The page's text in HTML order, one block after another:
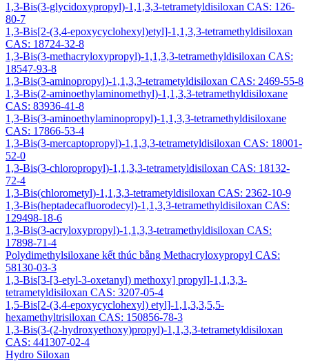
1,3-Bis(3-glycidoxypropyl)-1,1,3,3-tetrametyldisiloxan CAS: 126-
80-7
1,3-Bis[2-(3,4-epoxycyclohexyl)etyl]-1,1,3,3-tetramethyldisiloxan
CAS: 18724-32-8
1,3-Bis(3-methacryloxypropyl)-1,1,3,3-tetramethyldisiloxan CAS:
18547-93-8
1,3-Bis(3-aminopropyl)-1,1,3,3-tetrametyldisiloxan CAS: 2469-55-8
1,3-Bis(2-aminoethylaminomethyl)-1,1,3,3-tetramethyldisiloxane
CAS: 83936-41-8
1,3-Bis(3-aminoethylaminopropyl)-1,1,3,3-tetramethyldisiloxane
CAS: 17866-53-4
1,3-Bis(3-mercaptopropyl)-1,1,3,3-tetrametyldisiloxan CAS: 18001-
52-0
1,3-Bis(3-chloropropyl)-1,1,3,3-tetrametyldisiloxan CAS: 18132-
72-4
1,3-Bis(chlorometyl)-1,1,3,3-tetrametyldisiloxan CAS: 2362-10-9
1,3-Bis(heptadecafluorodecyl)-1,1,3,3-tetramethyldisiloxan CAS:
129498-18-6
1,3-Bis(3-acryloxypropyl)-1,1,3,3-tetramethyldisiloxan CAS:
17898-71-4
Polydimethylsiloxane kết thúc bằng Methacryloxypropyl CAS:
58130-03-3
1,3-Bis[3-[3-etyl-3-oxetanyl) methoxy] propyl]-1,1,3,3-
tetrametyldisiloxan CAS: 3207-05-4
1,5-Bis[2-(3,4-epoxycyclohexyl) etyl]-1,1,3,3,5,5-
hexamethyltrisiloxan CAS: 150856-78-3
1,3-Bis(3-(2-hydroxyethoxy)propyl)-1,1,3,3-tetrametyldisiloxan
CAS: 441307-02-4
Hydro Siloxan